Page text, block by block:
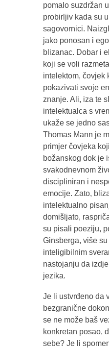
pomalo suzdržan
probirljiv kada su
sagovornici.
jako ponosan i
blizanac. Dobar i
koji se voli
intelektom, čovjek
pokazivati svoje
znanje. Ali, iza te
intelektualca s
ukaže se jedno
Thomas Mann je
primjer čovjeka
božanskog dok je
svakodnevnom
discipliniran i
emocije. Zato,
intelektualno
domišljato,
su pisali poeziju,
Ginsberga, više
inteligibilnim
nastojanju da
jezika.
Je li ustvrđeno da
bezgranične
se ne može baš
konkretan posao,
sebe? Je li